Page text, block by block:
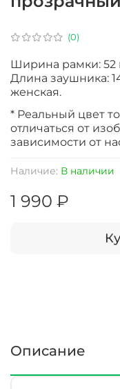
(0)
Наличие: В наличии
1 990 ₽
Ширина рамки: 52
Длина заушника:
женская.
* Реальный цвет
отличаться от
зависимости от
Описание